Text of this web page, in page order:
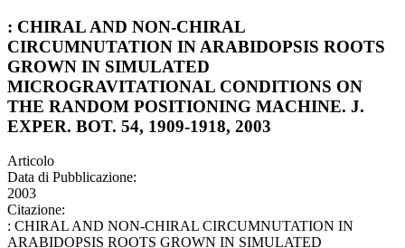
: CHIRAL AND NON-CHIRAL
CIRCUMNUTATION IN ARABIDOPSIS ROOTS
GROWN IN SIMULATED
MICROGRAVITATIONAL CONDITIONS ON
THE RANDOM POSITIONING MACHINE. J.
EXPER. BOT. 54, 1909-1918, 2003
Articolo
Data di Pubblicazione:
2003
Citazione:
: CHIRAL AND NON-CHIRAL CIRCUMNUTATION IN
ARABIDOPSIS ROOTS GROWN IN SIMULATED